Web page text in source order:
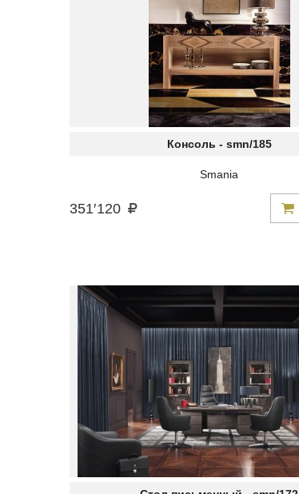
Консоль - smn/185
Smania
351′120